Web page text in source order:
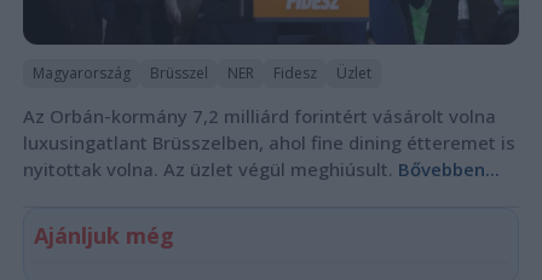
Magyarország Brüsszel NER Fidesz Üzlet
Az Orbán-kormány 7,2 milliárd forintért vásárolt volna
luxusingatlant Brüsszelben, ahol fine dining étteremet is
nyitottak volna. Az üzlet végül meghiúsult. Bővebben...
Ajánljuk még